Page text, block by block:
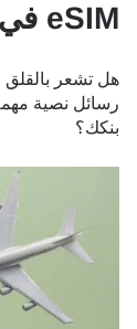
eSIM في الخارج
بنكك؟